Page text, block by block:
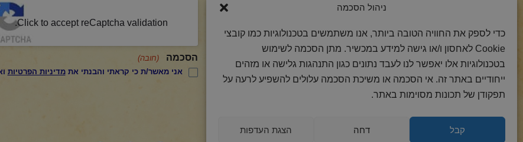
ניהול הסכמה
כדי לספק את החוויה הטובה ביותר, אנו משתמשים בטכנולוגיות כמו קובצי
Cookie לאחסון ו/או גישה למידע במכשיר. מתן הסכמה לשימוש
בטכנולוגיות אלו יאפשר לנו לעבד נתונים כגון התנהגות גלישה או מזהים
ייחודיים באתר זה. אי הסכמה או משיכת הסכמה עלולים להשפיע לרעה על
תפקודן של תכונות מסוימות באתר.
קבל דחה הצגת העדפות
הצטרפות למסר היומי
Click to accept reCaptcha validation.
הסכמה
(חובה)
אני מאשר/ת כי קראתי והבנתי אתמדיניות הפרטיות
2018 כל הזכויות